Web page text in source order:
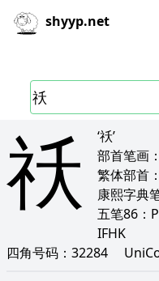
shyyp.net
祅
‘祅’
部首笔画：
繁体部首：
康熙字典
五笔86：
IFHK
四角号码： 32284